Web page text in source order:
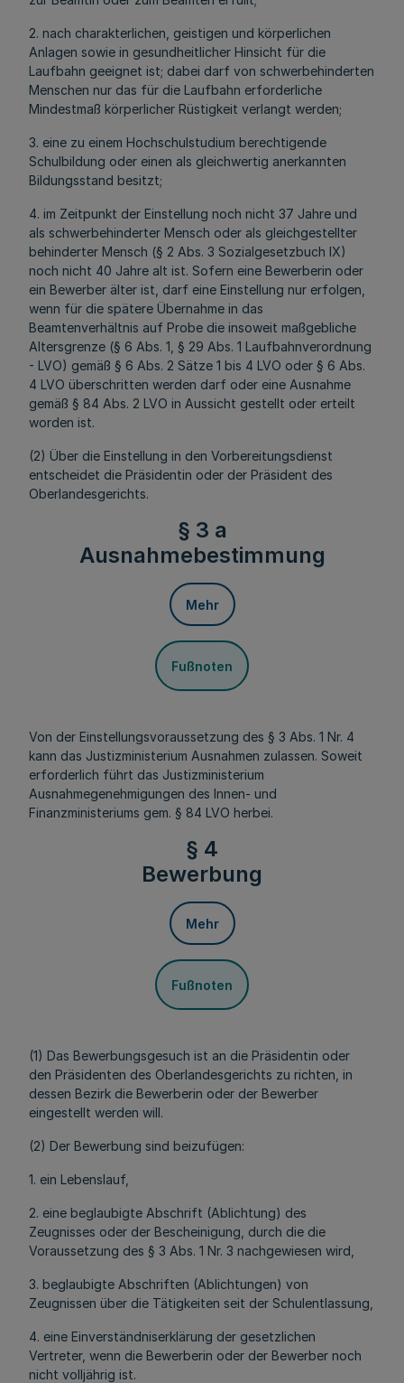
2. nach charakterlichen, geistigen und körperlichen
Anlagen sowie in gesundheitlicher Hinsicht für die
Laufbahn geeignet ist; dabei darf von schwerbehinderten
Menschen nur das für die Laufbahn erforderliche
Mindestmaß körperlicher Rüstigkeit verlangt werden;
3. eine zu einem Hochschulstudium berechtigende
Schulbildung oder einen als gleichwertig anerkannten
Bildungsstand besitzt;
4. im Zeitpunkt der Einstellung noch nicht 37 Jahre und
als schwerbehinderter Mensch oder als gleichgestellter
behinderter Mensch (§ 2 Abs. 3 Sozialgesetzbuch IX)
noch nicht 40 Jahre alt ist. Sofern eine Bewerberin oder
ein Bewerber älter ist, darf eine Einstellung nur erfolgen,
wenn für die spätere Übernahme in das
Beamtenverhältnis auf Probe die insoweit maßgebliche
Altersgrenze (§ 6 Abs. 1, § 29 Abs. 1 Laufbahnverordnung
- LVO) gemäß § 6 Abs. 2 Sätze 1 bis 4 LVO oder § 6 Abs.
4 LVO überschritten werden darf oder eine Ausnahme
gemäß § 84 Abs. 2 LVO in Aussicht gestellt oder erteilt
worden ist.
(2) Über die Einstellung in den Vorbereitungsdienst
entscheidet die Präsidentin oder der Präsident des
Oberlandesgerichts.
§ 3 a
Ausnahmebestimmung
Mehr
Fußnoten
Von der Einstellungsvoraussetzung des § 3 Abs. 1 Nr. 4
kann das Justizministerium Ausnahmen zulassen. Soweit
erforderlich führt das Justizministerium
Ausnahmegenehmigungen des Innen- und
Finanzministeriums gem. § 84 LVO herbei.
§ 4
Bewerbung
Mehr
Fußnoten
(1) Das Bewerbungsgesuch ist an die Präsidentin oder
den Präsidenten des Oberlandesgerichts zu richten, in
dessen Bezirk die Bewerberin oder der Bewerber
eingestellt werden will.
(2) Der Bewerbung sind beizufügen:
1. ein Lebenslauf,
2. eine beglaubigte Abschrift (Ablichtung) des
Zeugnisses oder der Bescheinigung, durch die die
Voraussetzung des § 3 Abs. 1 Nr. 3 nachgewiesen wird,
3. beglaubigte Abschriften (Ablichtungen) von
Zeugnissen über die Tätigkeiten seit der Schulentlassung,
4. eine Einverständniserklärung der gesetzlichen
Vertreter, wenn die Bewerberin oder der Bewerber noch
nicht volljährig ist.